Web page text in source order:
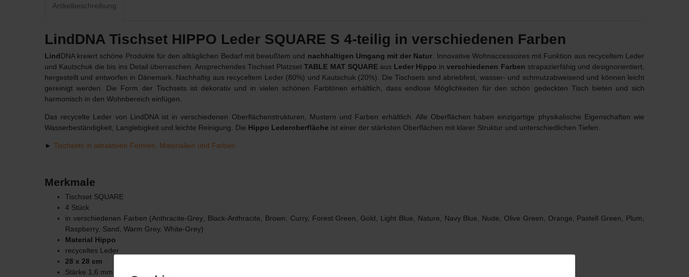
Artikelbeschreibung
LindDNA Tischset HIPPO Leder SQUARE S 4-teilig in verschiedenen Farben
LindDNA kreiert schöne Produkte für den alltäglichen Bedarf mit bewußtem und nachhaltigen Umgang mit der Natur. Innovative Wohnaccessoires mit Funktion aus recyceltem Leder
und Kautschuk die bis ins Detail überraschen. Ansprechendes Tischset PlatzsetTABLE MAT SQUAREaus Leder Hippo inverschiedenen Farben strapazierfähig und designorientiert,
hergestellt und entworfen in Dänemark. Nachhaltig aus recyceltem Leder (80%) und Kautschuk (20%). Die Tischsets sind abriebfest, wasser- und schmutzabweisend und können leicht
gereinigt werden. Die Form der Tischsets ist dekorativ und in vielen schönen Farbtönen erhältlich, dass endlose Möglichkeiten für den schön gedeckten Tisch bieten und sich
harmonisch in den Wohnbereich einfügen.
Das recycelte Leder von LindDNA ist in verschiedenen Oberflächenstrukturen, Mustern und Farben erhältlich. Alle Oberflächen haben einzigartige physikalische Eigenschaften wie
Wasserbeständigkeit, Langlebigkeit und leichte Reinigung. Die Hippo Lederoberfläche ist einer der stärksten Oberflächen mit klarer Struktur und unterschiedlichen Tiefen.
► Tischsets in attraktiven Formen, Materialien und Farben
Merkmale
Tischset SQUARE
4 Stück
in verschiedenen Farben (Anthracite-Grey, Black-Anthracite, Brown, Curry, Forest Green, Gold, Light Blue, Nature, Navy Blue, Nude, Olive Green, Orange, Pastell Green, Plum,
Raspberry, Sand, Warm Grey, White-Grey)
Material Hippo
recyceltes Leder
28 x 28 cm
Stärke 1,6 mm